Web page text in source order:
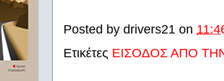
Posted by drivers21 on
Ετικέτες ΕΙΣΟΔΟΣ ΑΠΟ